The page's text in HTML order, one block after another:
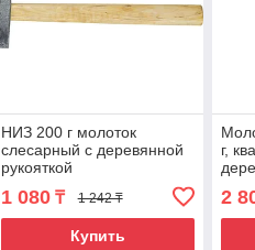
НИЗ 200 г молоток
слесарный с деревянной
рукояткой
1 080₸ 1 242 ₸
Купить
г,
2